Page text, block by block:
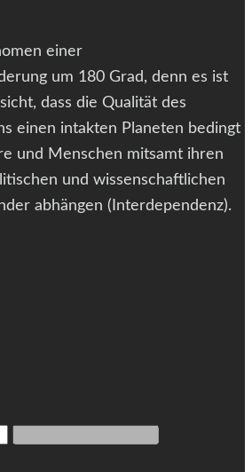
einer
um 180 Grad, denn es ist
dass die Qualität des
einen intakten Planeten bedingt
und Menschen mitsamt ihren
und wissenschaftlichen
abhängen (Interdependenz).